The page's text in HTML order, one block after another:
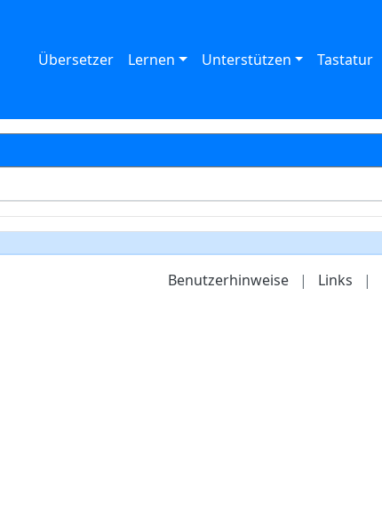
Übersetzer Lernen Unterstützen Tastatur
Benutzerhinweise | Links |